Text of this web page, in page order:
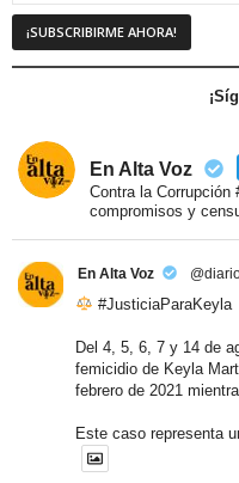
En Alta Voz
Contra la Corrupción
compromisos y
En Alta Voz
#JusticiaParaKeyla
Del 4, 5, 6, 7 y 14 de
femicidio de Keyla
febrero de 2021
Este caso representa